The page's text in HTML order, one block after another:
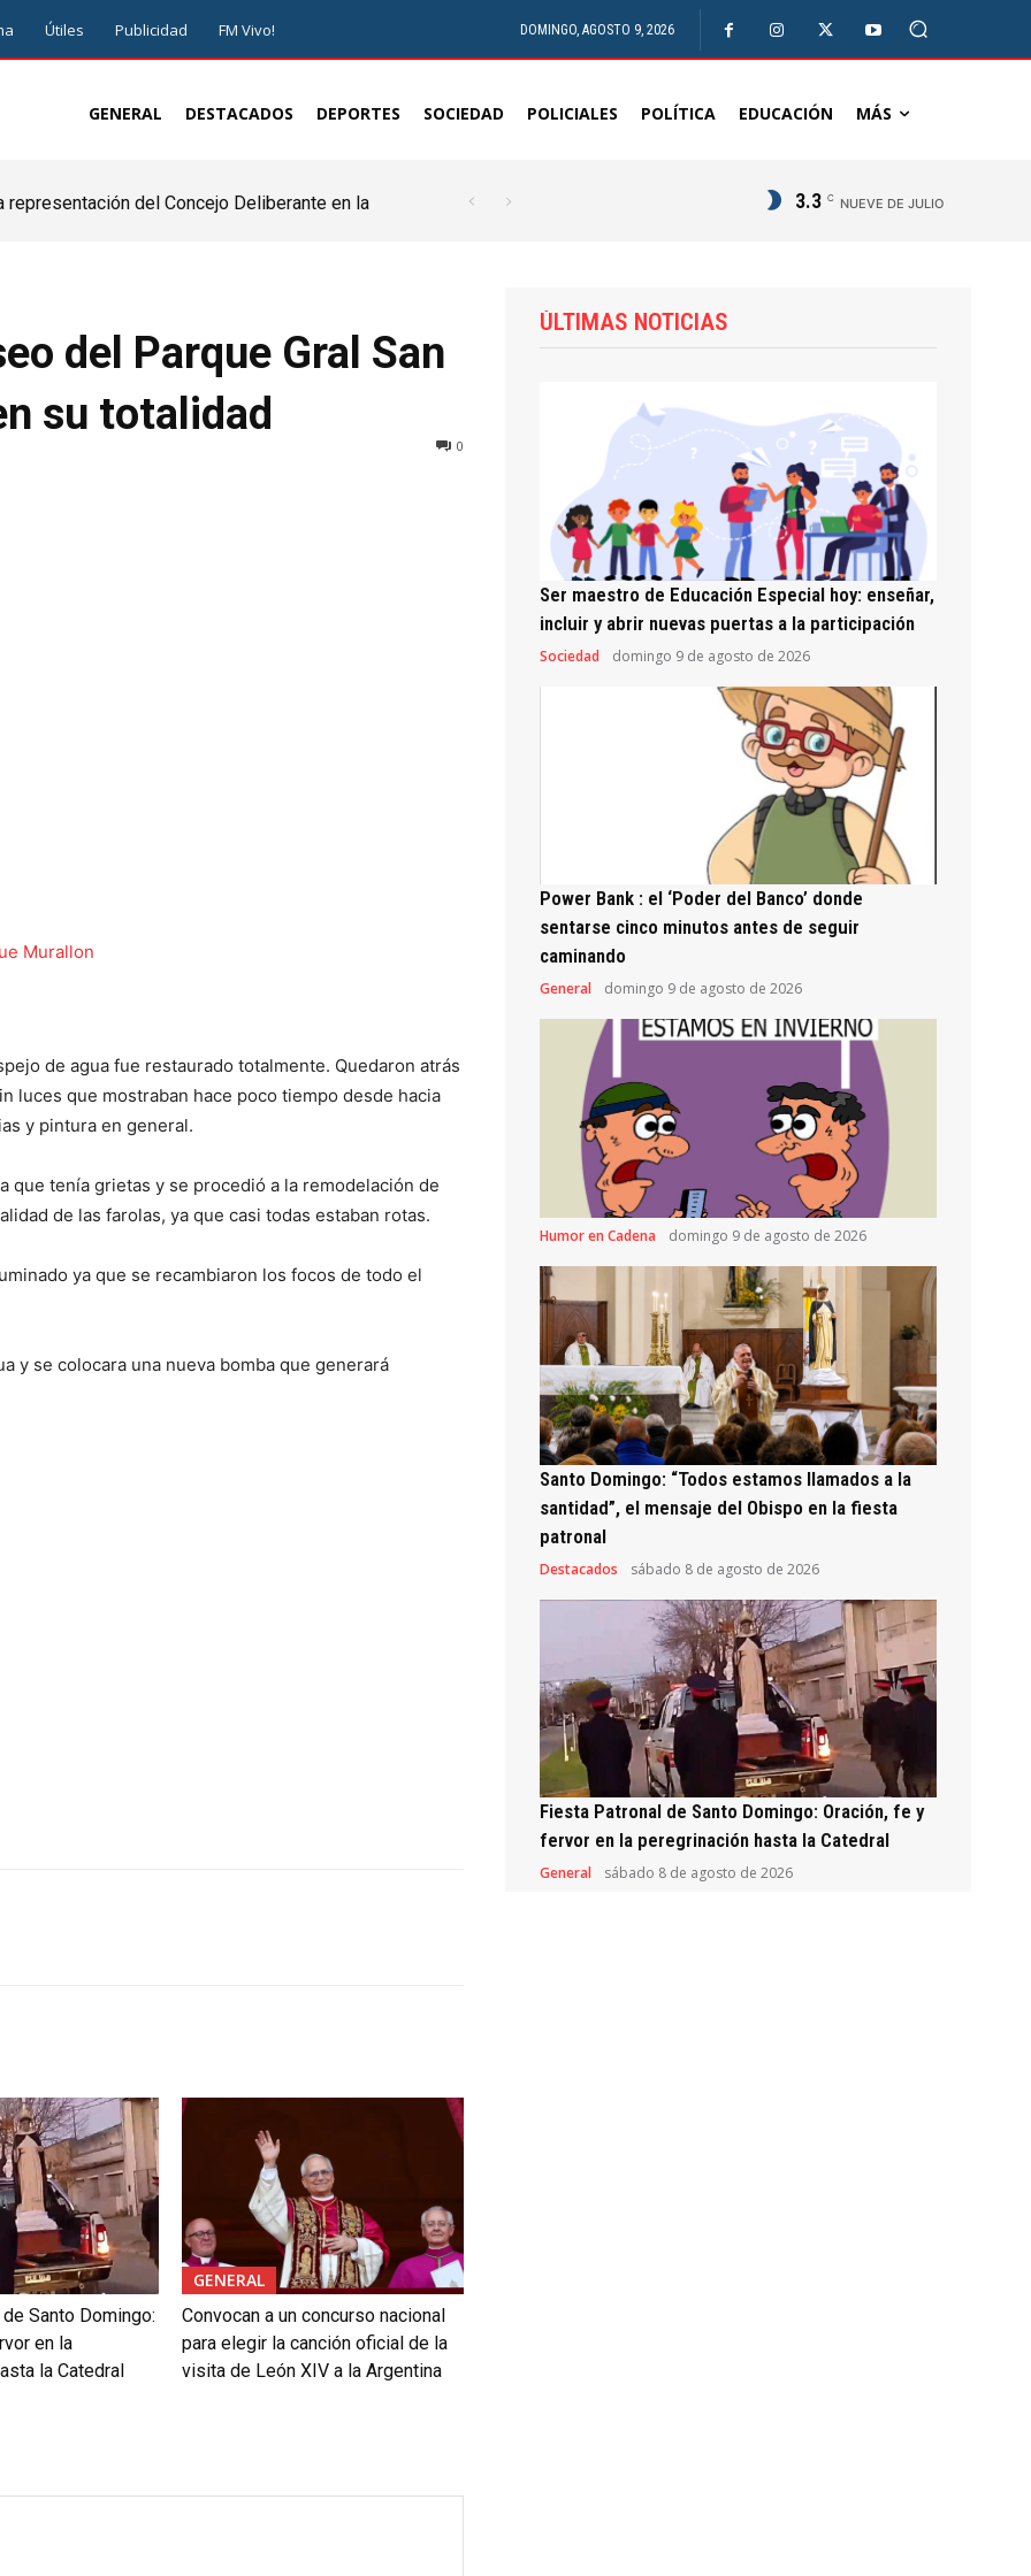
Útiles Publicidad FM Vivo! DOMINGO, AGOSTO 9, 2026
GENERAL DESTACADOS DEPORTES SOCIEDAD POLICIALES POLÍTICA EDUCACIÓN MÁS
del Concejo Deliberante en la
3.3 C NUEVE DE JULIO
del Parque Gral San
su totalidad
0
de agua fue restaurado totalmente. Quedaron atrás
luces que mostraban hace poco tiempo desde hacia
y pintura en general.
tenía grietas y se procedió a la remodelación de
de las farolas, ya que casi todas estaban rotas.
ya que se recambiaron los focos de todo el
y se colocara una nueva bomba que generará
Santo Domingo:
en la
la Catedral
GENERAL
Convocan a un concurso nacional
para elegir la canción oficial de la
visita de León XIV a la Argentina
ÚLTIMAS NOTICIAS
Ser maestro de Educación Especial hoy: enseñar,
incluir y abrir nuevas puertas a la participación
Sociedad domingo 9 de agosto de 2026
Power Bank : el ‘Poder del Banco’ donde
sentarse cinco minutos antes de seguir
caminando
General domingo 9 de agosto de 2026
Humor en Cadena domingo 9 de agosto de 2026
Santo Domingo: “Todos estamos llamados a la
santidad”, el mensaje del Obispo en la fiesta
patronal
Destacados sábado 8 de agosto de 2026
Fiesta Patronal de Santo Domingo: Oración, fe y
fervor en la peregrinación hasta la Catedral
General sábado 8 de agosto de 2026